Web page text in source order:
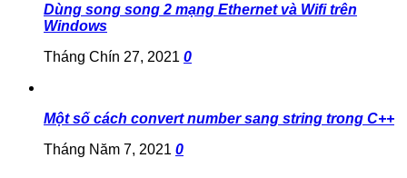
Dùng song song 2 mạng Ethernet và Wifi trên
Windows
Tháng Chín 27, 2021 0
Một số cách convert number sang string trong C++
Tháng Năm 7, 2021 0